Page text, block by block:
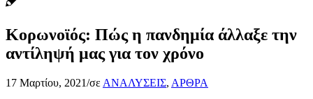
Κορωνοϊός: Πώς η πανδημία άλλαξε την
αντίληψή μας για τον χρόνο
17 Μαρτίου, 2021/σε ΑΝΑΛΥΣΕΙΣ, ΑΡΘΡΑ